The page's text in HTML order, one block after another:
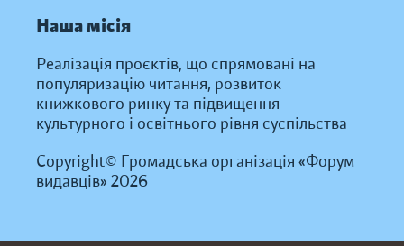
Наша місія
Реалізація проєктів, що спрямовані на
популяризацію читання, розвиток
книжкового ринку та підвищення
культурного і освітнього рівня суспільства
Copyright© Громадська організація «Форум
видавців» 2026